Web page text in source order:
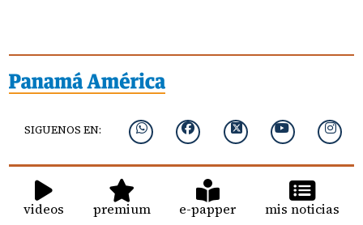
SIGUENOS EN:
videos premium e-papper mis noticias